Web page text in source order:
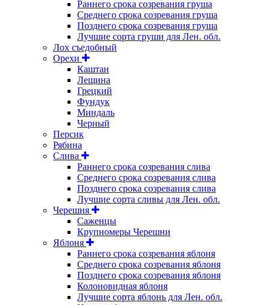
Раннего срока созревания груша
Среднего срока созревания груша
Позднего срока созревания груша
Лучшие сорта груши для Лен. обл.
Лох съедобный
Орехи
Каштан
Лещина
Грецкий
Фундук
Миндаль
Черный
Персик
Рябина
Слива
Раннего срока созревания слива
Среднего срока созревания слива
Позднего срока созревания слива
Лучшие сорта сливы для Лен. обл.
Черешня
Саженцы
Крупномеры Черешни
Яблоня
Раннего срока созревания яблоня
Среднего срока созревания яблоня
Позднего срока созревания яблоня
Колоновидная яблоня
Лучшие сорта яблонь для Лен. обл.